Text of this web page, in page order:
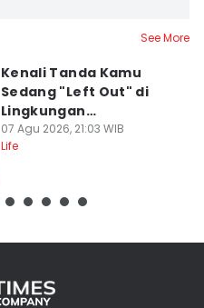
See More
Kenali Tanda Kamu
Sedang "Left Out" di
Lingkungan
Pertemanan
07 Agu 2026, 21:03 WIB
Life